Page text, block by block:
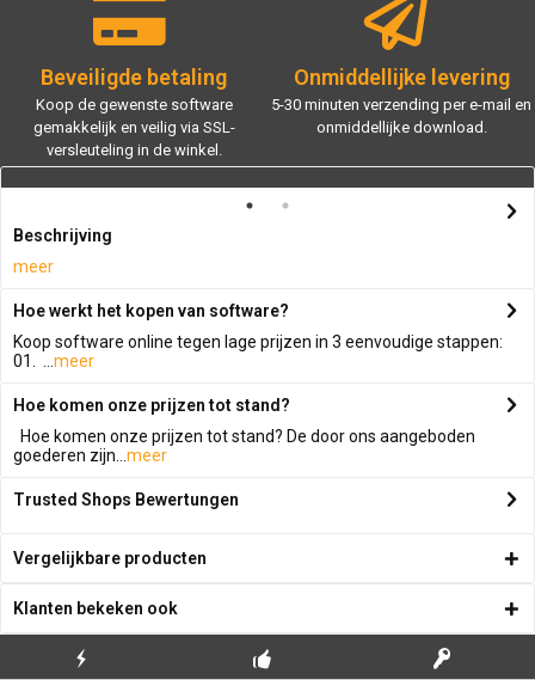
Beveiligde betaling
Koop de gewenste software
gemakkelijk en veilig via SSL-
versleuteling in de winkel.
Onmiddellijke levering
5-30 minuten verzending per e-mail en
onmiddellijke download.
Beschrijving
meer
Hoe werkt het kopen van software?
Koop software online tegen lage prijzen in 3 eenvoudige stappen:
01. ... meer
Hoe komen onze prijzen tot stand?
Hoe komen onze prijzen tot stand? De door ons aangeboden
goederen zijn... meer
Trusted Shops Bewertungen
Vergelijkbare producten
Klanten bekeken ook